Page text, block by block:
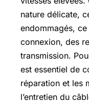
nature délicate,
endommagés,
connexion, des
transmission.
est essentiel de
réparation et les
l’entretien du